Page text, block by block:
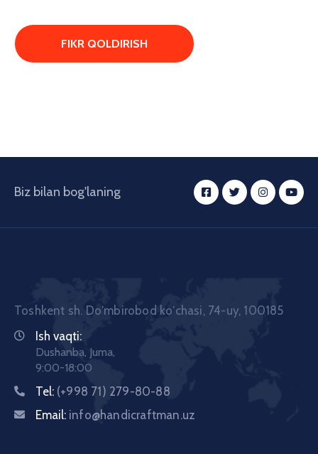
Biz bilan bog'laning
Toshkent sh. Doʼmbirobod koʼchasi, 74-uy, 100185
Ish vaqti:
Dushanba, Juma,
9:00-18:00
Tel: (+998 71) 279-80-88
Email: info@handicraftman.uz